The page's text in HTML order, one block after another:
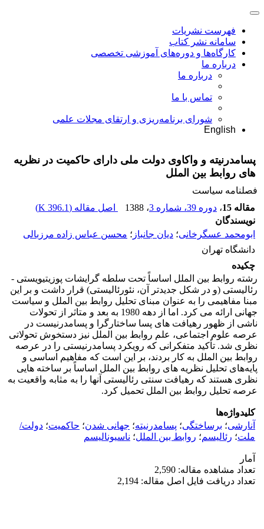
فهرست نشریات
سامانه نشر کتاب
کارگاه‌ها و دوره‌های آموزشی تخصصی
درباره ما
درباره ما
تماس با ما
شورای برنامه‌ریزی و ارتقای مجلات علمی
English
پسامدرنیته و واکاوی دولت ملی دارای حاکمیت در نظریه
های روابط بین الملل
فصلنامه سیاست
مقاله 15
، دوره 39، شماره 3 ، 1388 اصل مقاله (396.1 K
)
نویسندگان
ابومحمد عسگرخانی؛ دیان جانباز ؛ محسن عباس زاده مرزبالی
دانشگاه تهران
چکیده
رشته روابط بین الملل اساساً تحت سلطه گرایشات پوزیتیویستی -
رئالیستی (و در شکل جدیدتر آن، نئورئالیستی) قرار داشت و بر این
مبنا مفاهیمی را به عنوان مبنای تحلیل روابط بین الملل و سیاست
جهانی ارائه می کرد. اما از دهه 1980 به بعد و متاثر از تحولات
ناشی از ظهور رهیافت های پسا ساختارگرا و پسامدرنیست در
عرصه علوم اجتماعی، علم روابط بین الملل نیز دستخوش تحولاتی
نظری شد. تأکید متفکرانی که رویکرد پسامدرنیستی را در عرصه
روابط بین الملل به کار بردند، بر این است که مفاهیم اساسی و
پایه‌های تحلیل نظریه های روابط بین الملل اساساً بر ساخته هایی
نظری هستند که رهیافت سنتی رئالیستی آنها را به مثابه واقعیت به
عرصه تحلیل روابط بین الملل تحمیل کرد.
کلیدواژه‌ها
آنارشی؛ برساختگی؛ پسامدرنیته؛ جهانی شدن؛ حاکمیت؛ دولت/
ملت؛ رئالیسم؛ روابط بین الملل؛ ناسیونالیسم
آمار
تعداد مشاهده مقاله: 2,590
تعداد دریافت فایل اصل مقاله: 2,194